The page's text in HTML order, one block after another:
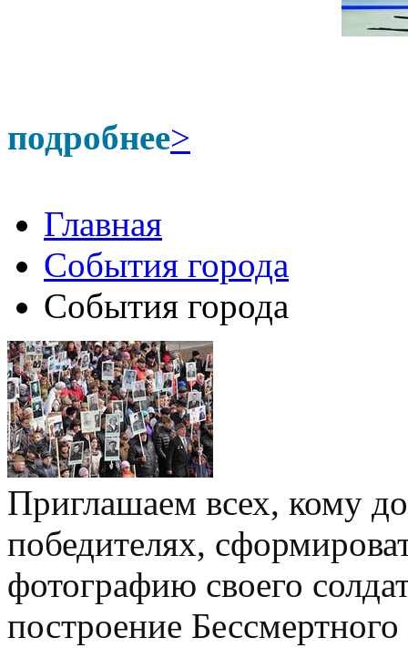
подробнее>
Главная
События города
События города
Приглашаем всех, кому
победителях,
фотографию своего
построение